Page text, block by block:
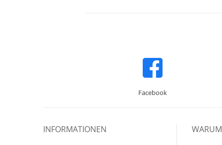
Facebook
INFORMATIONEN